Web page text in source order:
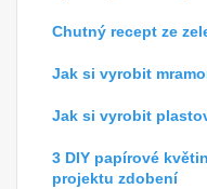
Chutný recept ze
Jak si vyrobit
Jak si vyrobit
3 DIY papírové
projektu zdobení